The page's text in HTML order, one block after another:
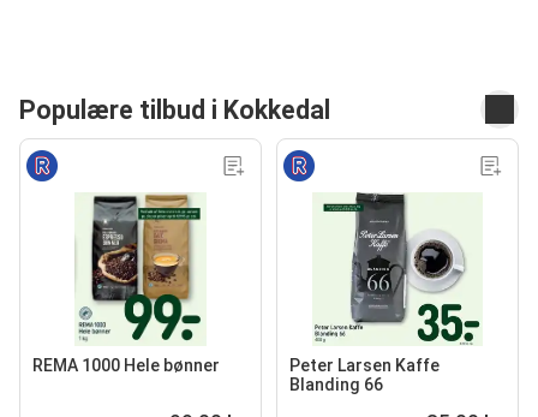
Populære tilbud i Kokkedal
REMA 1000 Hele bønner
Peter Larsen Kaffe
Blanding 66